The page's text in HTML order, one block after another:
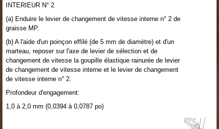
INTERIEUR N° 2
(a) Enduire le levier de changement de vitesse interne n° 2 de
graisse MP.
(b) A l'aide d'un poinçon effilé (de 5 mm de diamètre) et d'un
marteau, reposer sur l'axe de levier de sélection et de
changement de vitesse la goupille élastique rainurée de levier
de changement de vitesse interne et le levier de changement
de vitesse interne n° 2.
Profondeur d'engagement:
1,0 à 2,0 mm (0,0394 à 0,0787 po)